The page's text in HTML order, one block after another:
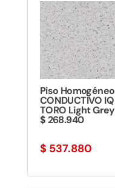
Piso Homogéneo
CONDUCTIVO IQ
TORO Light Grey
$ 268.940
$ 537.880